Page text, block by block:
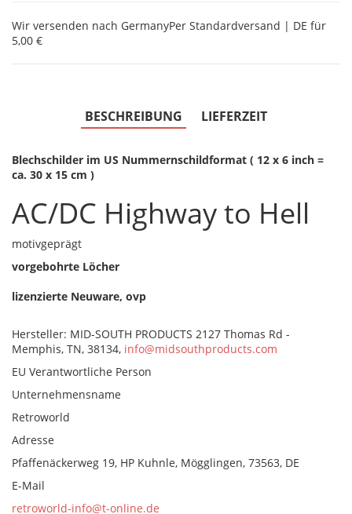
Wir versenden nach GermanyPer Standardversand | DE für
5,00 €
BESCHREIBUNG LIEFERZEIT
Blechschilder im US Nummernschildformat ( 12 x 6 inch =
ca. 30 x 15 cm )
AC/DC Highway to Hell
motivgeprägt
vorgebohrte Löcher
lizenzierte Neuware, ovp
Hersteller: MID-SOUTH PRODUCTS 2127 Thomas Rd -
Memphis, TN, 38134, info@midsouthproducts.com
EU Verantwortliche Person
Unternehmensname
Retroworld
Adresse
Pfaffenäckerweg 19, HP Kuhnle, Mögglingen, 73563, DE
E-Mail
retroworld-info@t-online.de